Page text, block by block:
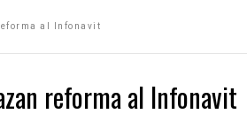
al Infonavit
reforma al Infonavit